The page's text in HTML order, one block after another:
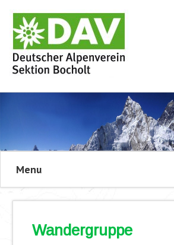
Menu
Wandergruppe